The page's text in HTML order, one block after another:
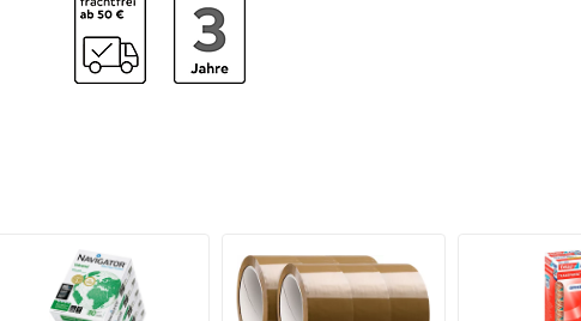
Farbe Ladefläche
Gewicht [kg]
Klappbar
Tragkraft [kg] 200